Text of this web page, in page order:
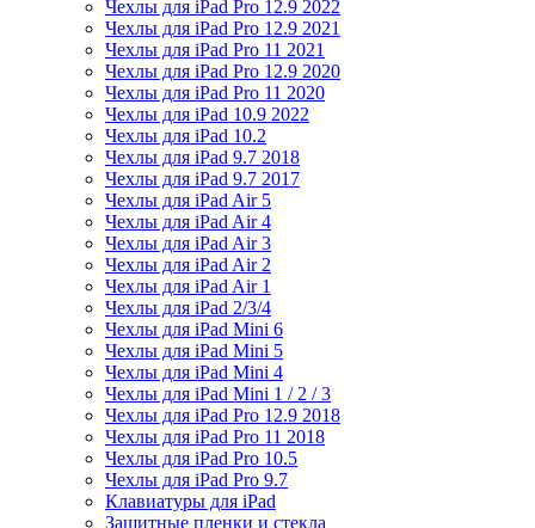
Чехлы для iPad Pro 12.9 2022
Чехлы для iPad Pro 12.9 2021
Чехлы для iPad Pro 11 2021
Чехлы для iPad Pro 12.9 2020
Чехлы для iPad Pro 11 2020
Чехлы для iPad 10.9 2022
Чехлы для iPad 10.2
Чехлы для iPad 9.7 2018
Чехлы для iPad 9.7 2017
Чехлы для iPad Air 5
Чехлы для iPad Air 4
Чехлы для iPad Air 3
Чехлы для iPad Air 2
Чехлы для iPad Air 1
Чехлы для iPad 2/3/4
Чехлы для iPad Mini 6
Чехлы для iPad Mini 5
Чехлы для iPad Mini 4
Чехлы для iPad Mini 1 / 2 / 3
Чехлы для iPad Pro 12.9 2018
Чехлы для iPad Pro 11 2018
Чехлы для iPad Pro 10.5
Чехлы для iPad Pro 9.7
Клавиатуры для iPad
Защитные пленки и стекла